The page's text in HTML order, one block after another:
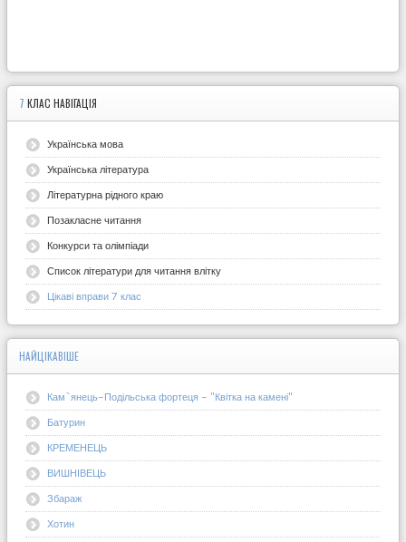
7 КЛАС НАВІГАЦІЯ
Українська мова
Українська література
Літературна рідного краю
Позакласне читання
Конкурси та олімпіади
Список літератури для читання влітку
Цікаві вправи 7 клас
НАЙЦІКАВІШЕ
Кам`янець-Подільська фортеця - "Квітка на камені"
Батурин
КРЕМЕНЕЦЬ
ВИШНІВЕЦЬ
Збараж
Хотин